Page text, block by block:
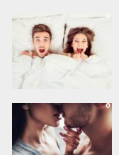
0
0